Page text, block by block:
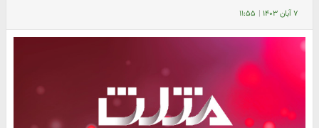
۷ آبان ۱۴۰۳ | ۱۱:۵۵